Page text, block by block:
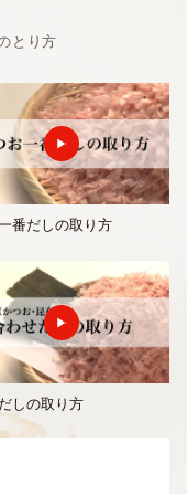
とり方
番だしの取り方
しの取り方